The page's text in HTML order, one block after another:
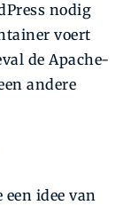
nodig
voert
de Apache-
andere
idee van